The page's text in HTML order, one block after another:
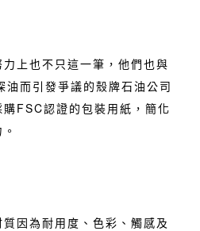
上也不只這一筆，他們也與
而引發爭議的殼牌石油公司
FSC認證的包裝用紙，簡化
因為耐用度、色彩、觸感及